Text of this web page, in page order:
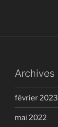
Archives
février 2023
mai 2022